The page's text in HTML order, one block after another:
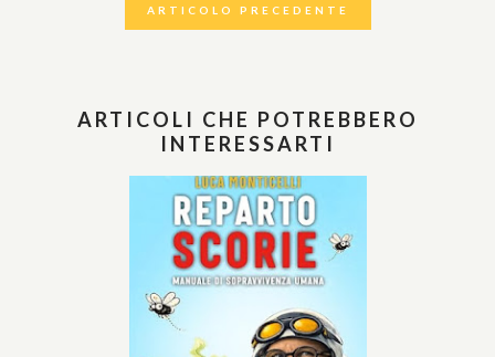
ARTICOLO PRECEDENTE
ARTICOLI CHE POTREBBERO
INTERESSARTI